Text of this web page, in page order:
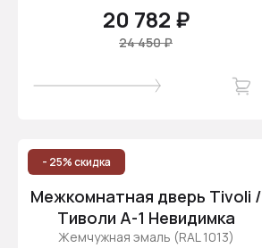
20 782 ₽
24 450 ₽
- 25% скидка
Межкомнатная дверь Tivoli /
Тиволи А-1 Невидимка
Жемчужная эмаль (RAL 1013)